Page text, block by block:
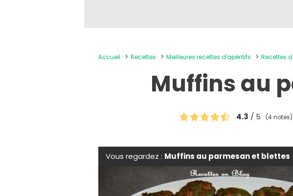
Accueil Recettes Meilleures recettes d'apéritifs Recettes
Muffins au
4.3 / 5 (4 notes)
Vous regardez : Muffins au parmesan et blettes